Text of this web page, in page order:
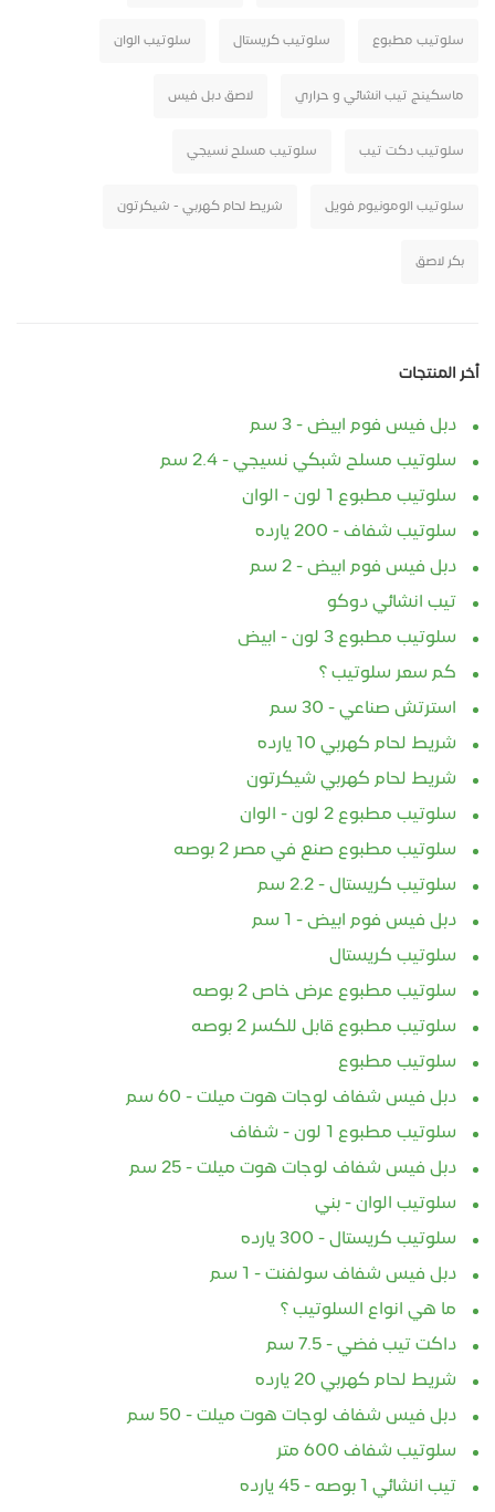
سلوتيب مطبوع سلوتيب كريستال سلوتيب الوان
ماسكينج تيب انشائي و حراري لاصق دبل فيس
سلوتيب دكت تيب سلوتيب مسلح نسيجي
سلوتيب الومونيوم فويل شريط لحام كهربي - شيكرتون
بكر لاصق
أخر المنتجات
دبل فيس فوم ابيض - 3 سم
سلوتيب مسلح شبكي نسيجي - 2.4 سم
سلوتيب مطبوع 1 لون - الوان
سلوتيب شفاف - 200 يارده
دبل فيس فوم ابيض - 2 سم
تيب انشائي دوكو
سلوتيب مطبوع 3 لون - ابيض
كم سعر سلوتيب ؟
استرتش صناعي - 30 سم
شريط لحام كهربي 10 يارده
شريط لحام كهربي شيكرتون
سلوتيب مطبوع 2 لون - الوان
سلوتيب مطبوع صنع في مصر 2 بوصه
سلوتيب كريستال - 2.2 سم
دبل فيس فوم ابيض - 1 سم
سلوتيب كريستال
سلوتيب مطبوع عرض خاص 2 بوصه
سلوتيب مطبوع قابل للكسر 2 بوصه
سلوتيب مطبوع
دبل فيس شفاف لوجات هوت ميلت - 60 سم
سلوتيب مطبوع 1 لون - شفاف
دبل فيس شفاف لوجات هوت ميلت - 25 سم
سلوتيب الوان - بني
سلوتيب كريستال - 300 يارده
دبل فيس شفاف سولفنت - 1 سم
ما هي انواع السلوتيب ؟
داكت تيب فضي - 7.5 سم
شريط لحام كهربي 20 يارده
دبل فيس شفاف لوجات هوت ميلت - 50 سم
سلوتيب شفاف 600 متر
تيب انشائي 1 بوصه - 45 يارده